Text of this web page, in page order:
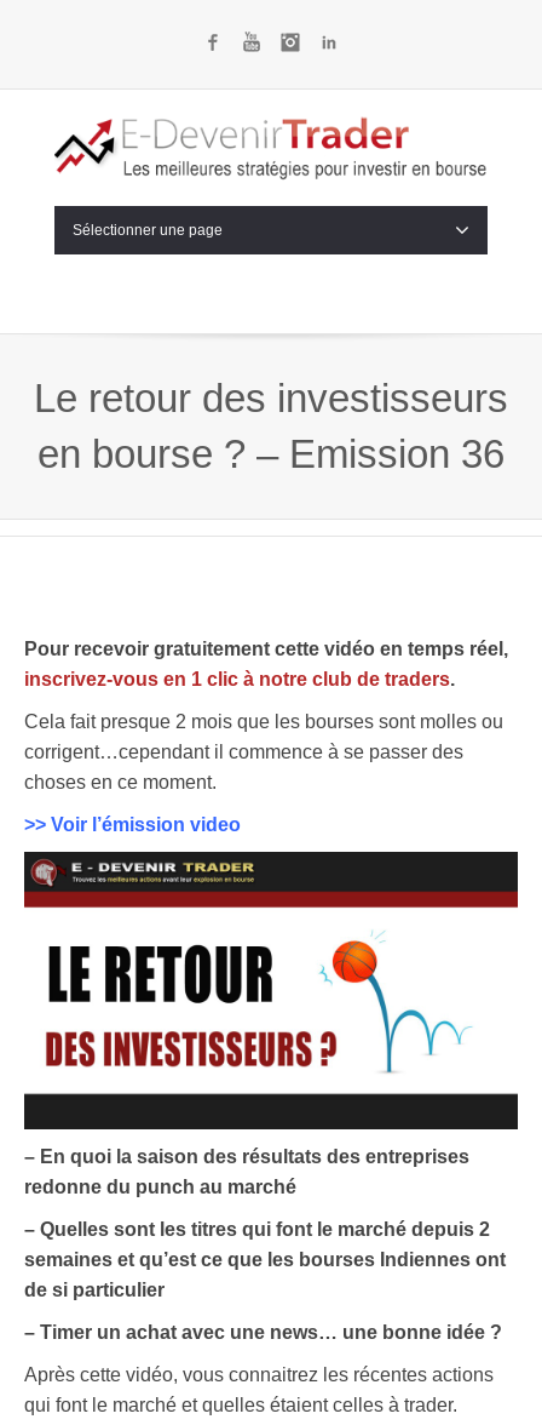
FacebookYouTubeInstagram
Sélectionner une page
Le retour des investisseurs
en bourse ? – Emission 36
Pour recevoir gratuitement cette vidéo en temps réel,
inscrivez-vous en 1 clic à notre club de traders.
Cela fait presque 2 mois que les bourses sont molles ou
corrigent…cependant il commence à se passer des
choses en ce moment.
>> Voir l’émission video
– En quoi la saison des résultats des entreprises
redonne du punch au marché
– Quelles sont les titres qui font le marché depuis 2
semaines et qu’est ce que les bourses Indiennes ont
de si particulier
– Timer un achat avec une news… une bonne idée ?
Après cette vidéo, vous connaitrez les récentes actions
qui font le marché et quelles étaient celles à trader.